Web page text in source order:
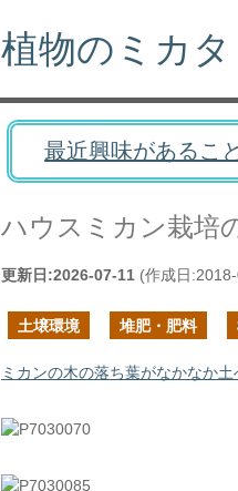
植物のミカタ
最近興味があるこ
ハウスミカン栽培
更新日:2026-07-11 (作成日:
土壌環境 堆肥・肥料
ミカンの木の落ち葉がなかなか